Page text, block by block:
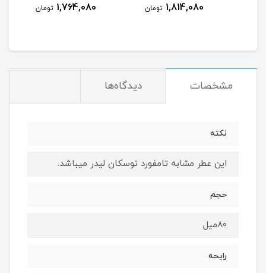
1,814,080 تومان 1,764,080 تومان
مشخصات دیدگاه‌ها
نكته
اين عطر مشابه تامفورد توسكان ليدر ميباشد.
حجم
80ميل
رايحه